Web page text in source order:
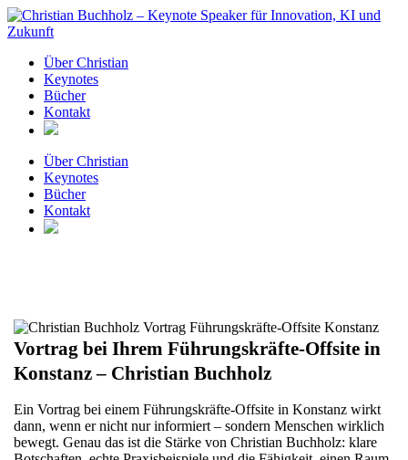
Zum
Inhalt
Über Christian
Keynotes
Bücher
Kontakt
Über Christian
Keynotes
Bücher
Kontakt
Vortrag bei Ihrem Führungskräfte-Offsite in
Konstanz – Christian Buchholz
Ein Vortrag bei einem Führungskräfte-Offsite in Konstanz wirkt
dann, wenn er nicht nur informiert – sondern Menschen wirklich
bewegt. Genau das ist die Stärke von Christian Buchholz: klare